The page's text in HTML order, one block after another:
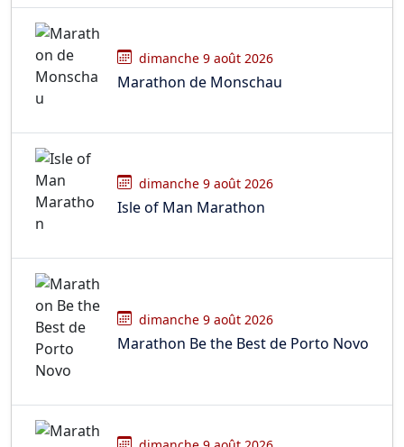
dimanche 9 août 2026
Marathon de Monschau
dimanche 9 août 2026
Isle of Man Marathon
dimanche 9 août 2026
Marathon Be the Best de Porto Novo